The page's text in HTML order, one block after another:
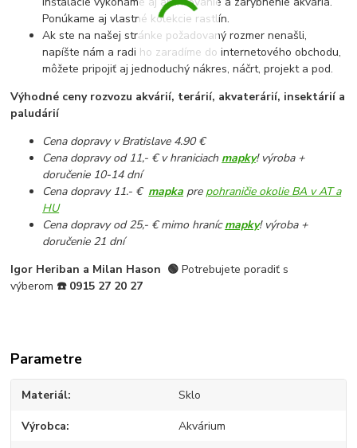
Ponúkame aj vlastné kolekcie rastlín.
Ak ste na našej stránke požadovaný rozmer nenašli,
napíšte nám a radi ho zaradíme do internetového obchodu,
môžete pripojiť aj jednoduchý nákres, náčrt, projekt a pod.
Výhodné ceny rozvozu akvárií, terárií, akvaterárií, insektárií a
paludárií
Cena dopravy v Bratislave 4.90 €
Cena dopravy od 11,- € v hraniciach mapky! výroba +
doručenie 10-14 dní
Cena dopravy 11.- € mapka pre pohraničie okolie BA v AT a
HU
Cena dopravy od 25,- € mimo hranícmapky! výroba +
doručenie 21 dní
Igor Heriban a Milan Hason 🟢Potrebujete poradiť s
výberom ☎️ 0915 27 20 27
Parametre
Materiál Sklo
Výrobca Akvárium